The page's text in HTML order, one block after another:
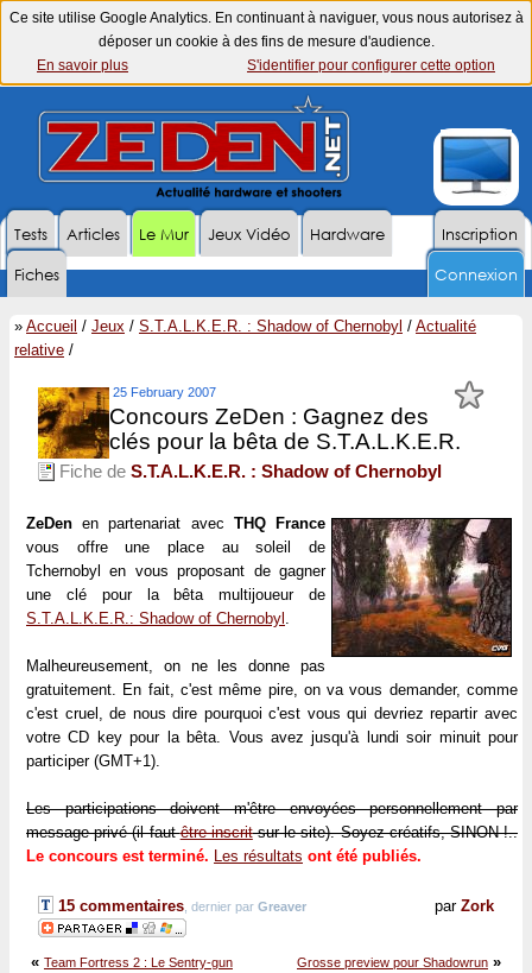
Ce site utilise Google Analytics. En continuant à naviguer, vous nous autorisez à
déposer un cookie à des fins de mesure d'audience.
En savoir plus
S'identifier pour configurer cette option
Inscription
Tests Articles Le Mur Jeux Vidéo
Hardware
Fiches
Connexion
» Accueil / Jeux / S.T.A.L.K.E.R. : Shadow of Chernobyl / Actualité
relative /
25 February 2007
Concours ZeDen : Gagnez des
clés pour la bêta de S.T.A.L.K.E.R.
Fiche de S.T.A.L.K.E.R. : Shadow of Chernobyl
ZeDen en partenariat avec THQ France
vous offre une place au soleil de
Tchernobyl en vous proposant de gagner
une clé pour la bêta multijoueur de
S.T.A.L.K.E.R.: Shadow of Chernobyl .
Malheureusement, on ne les donne pas
gratuitement. En fait, c'est même pire, on va vous demander, comme
c'est cruel, de nous dire pourquoi c'est vous qui devriez repartir avec
votre CD key pour la bêta. Vous avez jusqu'à lundi soir minuit pour
participer (GMT+1).
Les participations doivent m'être envoyées personnellement par
message privé (il fautêtre inscritsur le site). Soyez créatifs, SINON !..
Le concours est terminé. Les résultats ont été publiés.
par Zork
15 commentaires , dernier par Greaver
Grosse preview pour Shadowrun »
« Team Fortress 2 : Le Sentry-gun